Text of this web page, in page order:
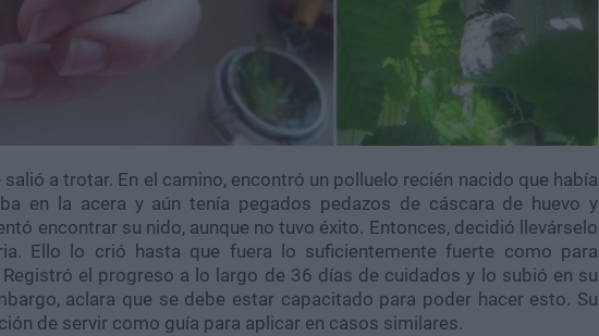
salió a trotar. En el camino, encontró un polluelo recién nacido que había
en la acera y aún tenía pegados pedazos de cáscara de huevo y
encontrar su nido, aunque no tuvo éxito. Entonces, decidió llevárselo
Ello lo crió hasta que fuera lo suficientemente fuerte como para
el progreso a lo largo de 36 días de cuidados y lo subió en su
aclara que se debe estar capacitado para poder hacer esto. Su
de servir como guía para aplicar en casos similares.